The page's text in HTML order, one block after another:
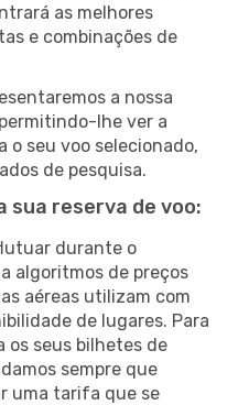
as melhores
e combinações de
a nossa
lhe ver a
o seu voo selecionado,
de pesquisa.
sua reserva de voo:
durante o
algoritmos de preços
aéreas utilizam com
de lugares. Para
os seus bilhetes de
sempre que
uma tarifa que se